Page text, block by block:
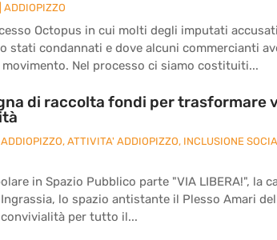
ADDIOPIZZO
Octopus in cui molti degli imputati
stati condannati e dove alcuni commercianti
Nel processo ci siamo costituiti...
di raccolta fondi per trasformare
ADDIOPIZZO, ATTIVITA' ADDIOPIZZO, INCLUSIONE
in Spazio Pubblico parte "VIA LIBERA!", la
lo spazio antistante il Plesso Amari
per tutto il...